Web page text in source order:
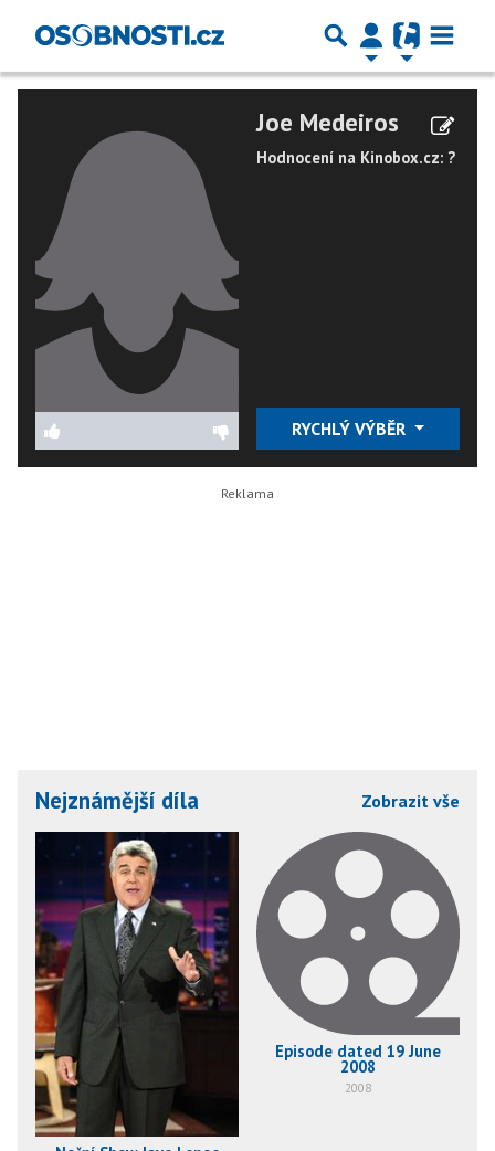
Joe Medeiros
Hodnocení na Kinobox.cz: ?
RYCHLÝ VÝBĚR
Nejznámější díla Zobrazit vše
Episode dated 19 June
2008
2008